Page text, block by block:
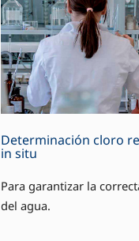
Determinación cloro
in situ
Para garantizar la
del agua.